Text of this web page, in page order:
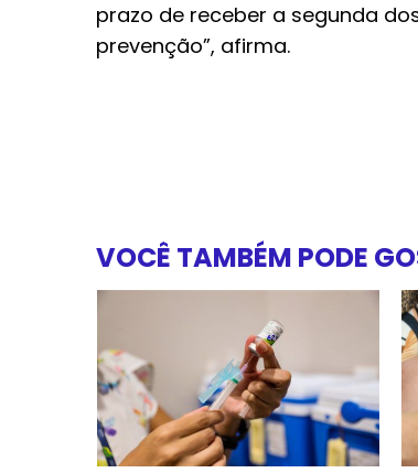
prazo de receber a segunda
prevenção”, afirma.
VOCÊ TAMBÉM PODE